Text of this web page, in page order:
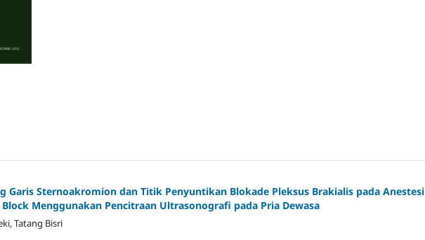
Garis Sternoakromion dan Titik Penyuntikan Blokade Pleksus Brakialis pada Anestesi
Menggunakan Pencitraan Ultrasonografi pada Pria Dewasa
Tatang Bisri